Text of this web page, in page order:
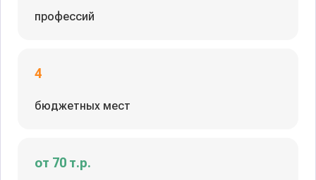
профессий
4
бюджетных мест
от 70 т.р.